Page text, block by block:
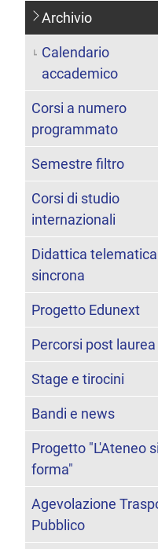
Archivio
Calendario
accademico
Corsi a numero
programmato
Semestre filtro
Corsi di studio
internazionali
Didattica telematica
sincrona
Progetto Edunext
Percorsi post laurea
Stage e tirocini
Bandi e news
Progetto "L'Ateneo si
forma"
Agevolazione
Pubblico